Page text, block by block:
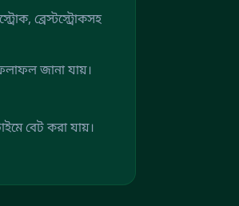
ব্রেস্টস্ট্রোকসহ
জানা যায়।
বেট করা যায়।